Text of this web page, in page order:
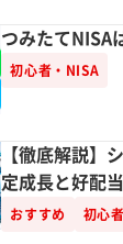
つみたてNISA
初心者・NISA
【徹底解説】
定成長と好配
おすすめ 初心